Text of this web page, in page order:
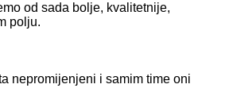
od sada bolje, kvalitetnije,
polju.
nepromijenjeni i samim time oni